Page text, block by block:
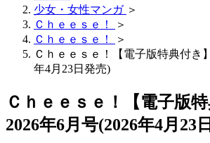
少女・女性マンガ ＞
Ｃｈｅｅｓｅ！
＞
Ｃｈｅｅｓｅ！
＞
Ｃｈｅｅｓｅ！【電子版特典付き
年4月23日発売)
Ｃｈｅｅｓｅ！【電子版特
2026年6月号(2026年4月23